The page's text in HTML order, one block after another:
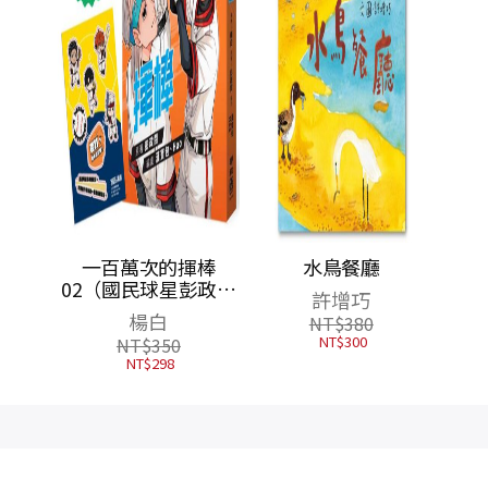
一百萬次的揮棒
02（國民球星彭政閔
×金漫獎團隊跨界聯
手運動漫畫）首刷限
量贈送恰哥金句貼紙
楊白
NT$350
NT$298
水鳥餐廳
許增巧
NT$380
NT$300